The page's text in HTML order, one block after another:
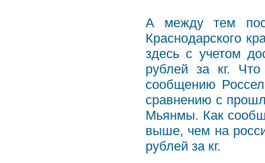
А между тем
Краснодарского
здесь с учетом
рублей за кг.
сообщению
сравнению с
Мьянмы. Как
выше, чем на
рублей за кг.